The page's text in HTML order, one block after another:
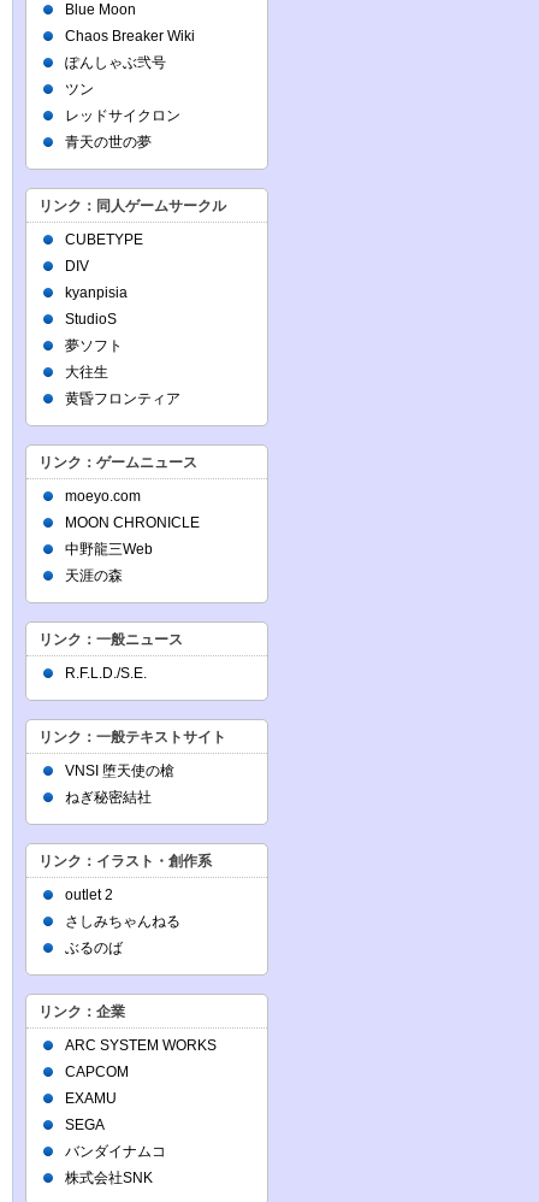
Blue Moon
Chaos Breaker Wiki
ぽんしゃぶ弐号
ツン
レッドサイクロン
青天の世の夢
リンク：同人ゲームサークル
CUBETYPE
DIV
kyanpisia
StudioS
夢ソフト
大往生
黄昏フロンティア
リンク：ゲームニュース
moeyo.com
MOON CHRONICLE
中野龍三Web
天涯の森
リンク：一般ニュース
R.F.L.D./S.E.
リンク：一般テキストサイト
VNSI 堕天使の槍
ねぎ秘密結社
リンク：イラスト・創作系
outlet 2
さしみちゃんねる
ぶるのば
リンク：企業
ARC SYSTEM WORKS
CAPCOM
EXAMU
SEGA
バンダイナムコ
株式会社SNK